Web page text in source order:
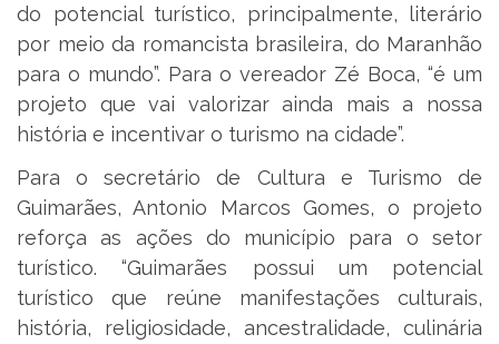
do potencial turístico, principalmente, literário
por meio da romancista brasileira, do Maranhão
para o mundo”. Para o vereador Zé Boca, “é um
projeto que vai valorizar ainda mais a nossa
história e incentivar o turismo na cidade”.
Para o secretário de Cultura e Turismo de
Guimarães, Antonio Marcos Gomes, o projeto
reforça as ações do município para o setor
turístico. “Guimarães possui um potencial
turístico que reúne manifestações culturais,
história, religiosidade, ancestralidade, culinária